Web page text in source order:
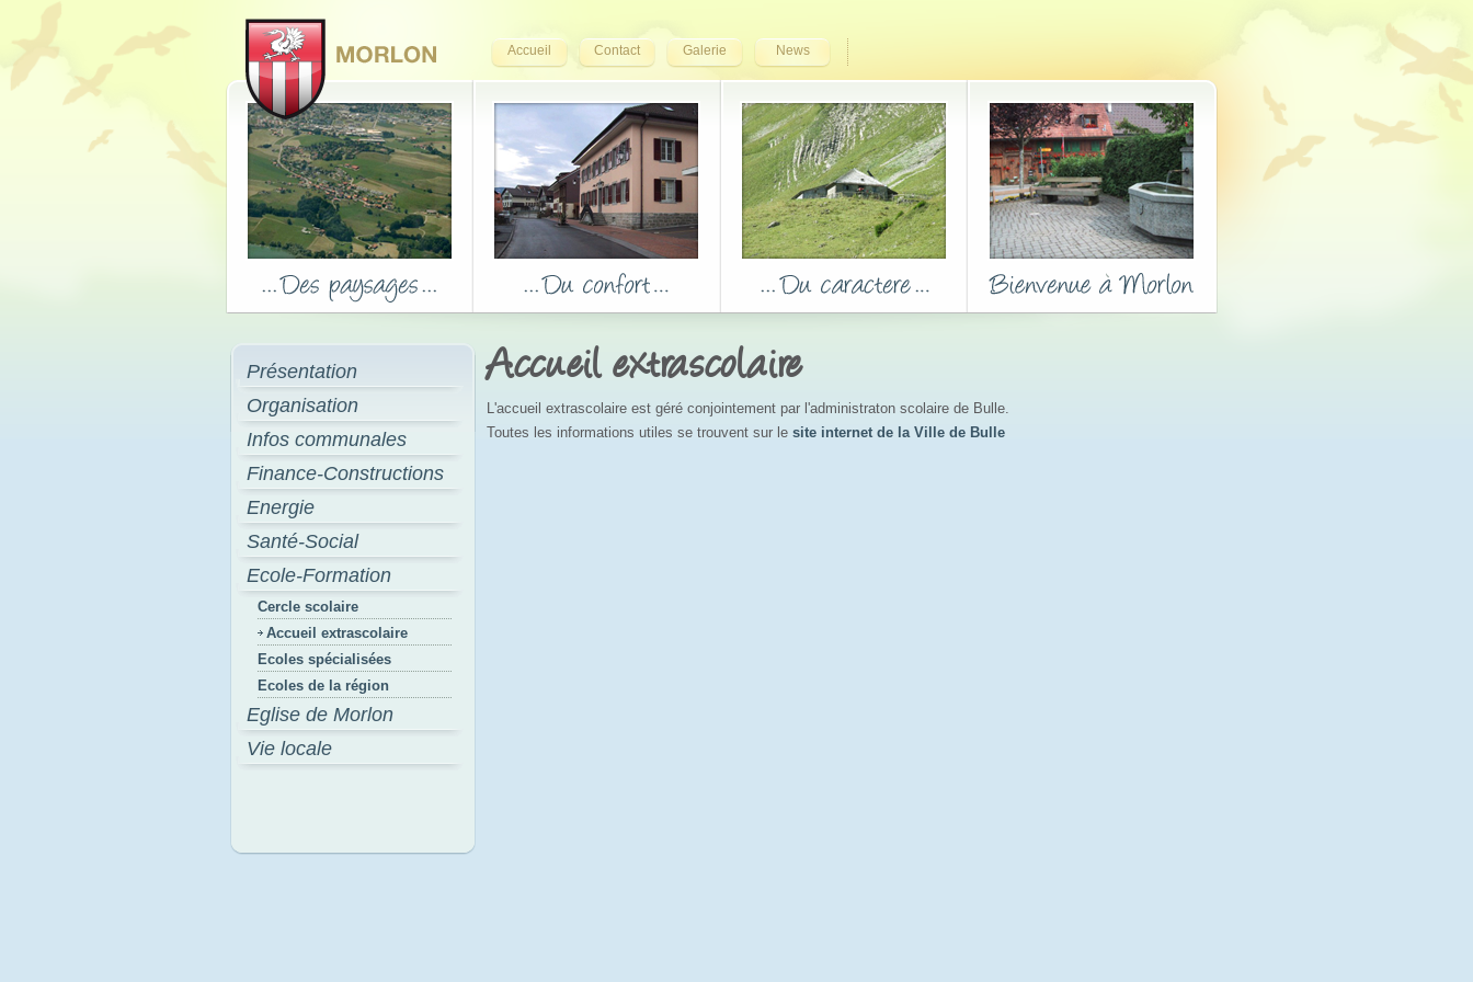
Accueil Contact Galerie News
Présentation
Organisation
Infos communales
Finance-Constructions
Energie
Santé-Social
Ecole-Formation
Cercle scolaire
Accueil extrascolaire
Ecoles spécialisées
Ecoles de la région
Eglise de Morlon
Vie locale
Accueil extrascolaire
L'accueil extrascolaire est géré conjointement par l'administraton scolaire de Bulle.
Toutes les informations utiles se trouvent sur le site internet de la Ville de Bulle